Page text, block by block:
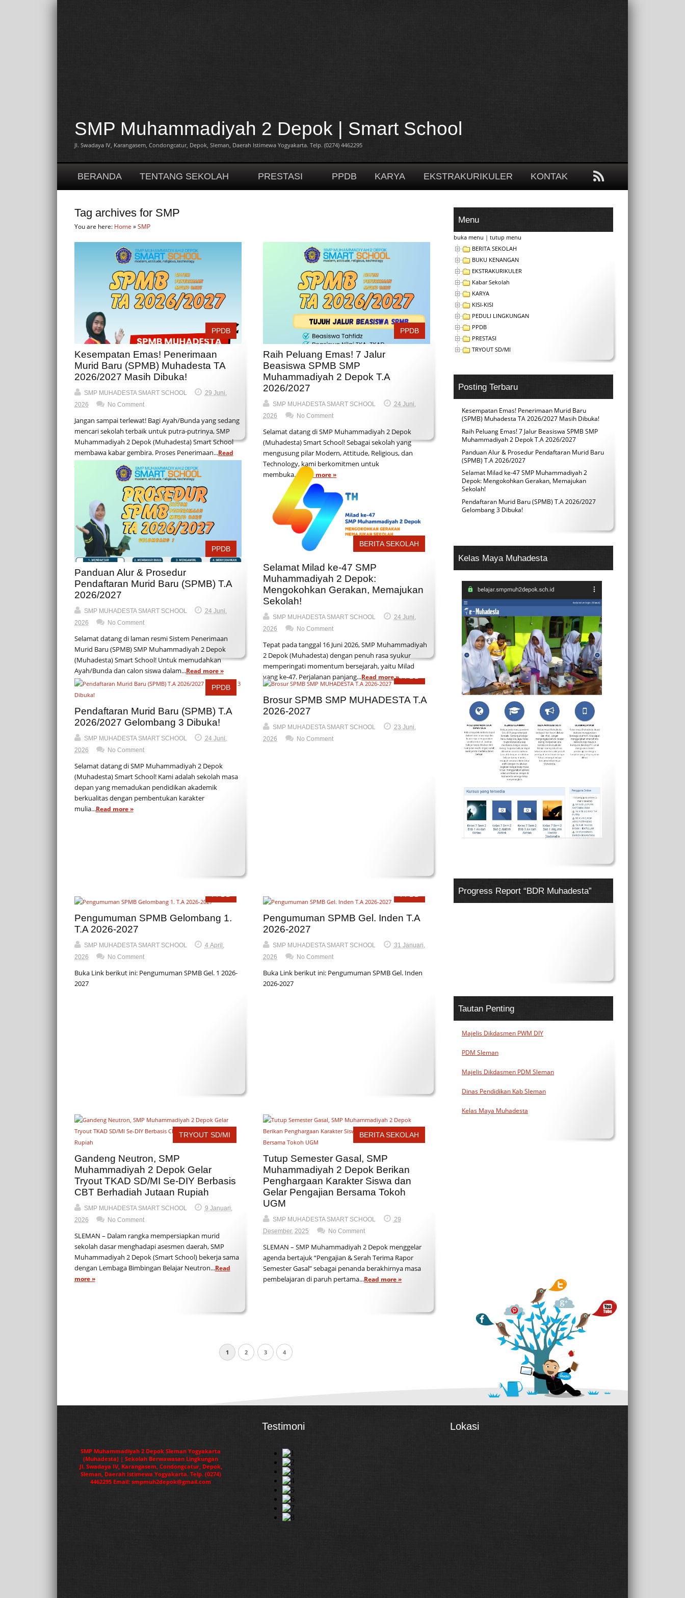
SMP Muhammadiyah 2 Depok | Smart School
Jl. Swadaya IV, Karangasem, Condongcatur, Depok, Sleman, Daerah Istimewa Yogyakarta. Telp. (0274) 4462295
BERANDA TENTANG SEKOLAH PRESTASI PPDB KARYA EKSTRAKURIKULER KONTAK
Tag archives for SMP
You are here: Home »SMP
PPDB
Kesempatan Emas! Penerimaan
Murid Baru (SPMB) Muhadesta TA
2026/2027 Masih Dibuka!
SMP MUHADESTA SMART SCHOOL
29 Juni,
2026
No Comment
Jangan sampai terlewat! Bagi Ayah/Bunda yang sedang
mencari sekolah terbaik untuk putra-putrinya, SMP
Muhammadiyah 2 Depok (Muhadesta) Smart School
membawa kabar gembira. Proses Penerimaan...Read
PPDB
Raih Peluang Emas! 7 Jalur
Beasiswa SPMB SMP
Muhammadiyah 2 Depok T.A
2026/2027
SMP MUHADESTA SMART SCHOOL
24 Juni,
2026
No Comment
Selamat datang di SMP Muhammadiyah 2 Depok
(Muhadesta) Smart School! Sebagai sekolah yang
mengusung pilar Modern, Attitude, Religious, dan
Technology, kami berkomitmen untuk
membuka... Read more »
PPDB
Panduan Alur & Prosedur
Pendaftaran Murid Baru (SPMB) T.A
2026/2027
SMP MUHADESTA SMART SCHOOL
24 Juni,
2026
No Comment
Selamat datang di laman resmi Sistem Penerimaan
Murid Baru (SPMB) SMP Muhammadiyah 2 Depok
(Muhadesta) Smart School! Untuk memudahkan
Ayah/Bunda dan calon siswa dalam...Read more »
BERITA SEKOLAH
Selamat Milad ke-47 SMP
Muhammadiyah 2 Depok:
Mengokohkan Gerakan, Memajukan
Sekolah!
SMP MUHADESTA SMART SCHOOL
24 Juni,
2026
No Comment
Tepat pada tanggal 16 Juni 2026, SMP Muhammadiyah
2 Depok (Muhadesta) dengan penuh rasa syukur
memperingati momentum bersejarah, yaitu Milad
yang ke-47. Perjalanan panjang...Read more »
PPDB
Pendaftaran Murid Baru (SPMB) T.A
2026/2027 Gelombang 3 Dibuka!
SMP MUHADESTA SMART SCHOOL
24 Juni,
2026
No Comment
Selamat datang di SMP Muhammadiyah 2 Depok
(Muhadesta) Smart School! Kami adalah sekolah masa
depan yang memadukan pendidikan akademik
berkualitas dengan pembentukan karakter
mulia...Read more »
Brosur SPMB SMP MUHADESTA T.A
2026-2027
SMP MUHADESTA SMART SCHOOL
23 Juni,
2026
No Comment
Pengumuman SPMB Gelombang 1.
T.A 2026-2027
SMP MUHADESTA SMART SCHOOL
4 April,
2026
No Comment
Buka Link berikut ini: Pengumuman SPMB Gel. 1 2026-
2027
Pengumuman SPMB Gel. Inden T.A
2026-2027
SMP MUHADESTA SMART SCHOOL
31 Januari,
2026
No Comment
Buka Link berikut ini: Pengumuman SPMB Gel. Inden
2026-2027
TRYOUT SD/MI
Gandeng Neutron, SMP
Muhammadiyah 2 Depok Gelar
Tryout TKAD SD/MI Se-DIY Berbasis
CBT Berhadiah Jutaan Rupiah
SMP MUHADESTA SMART SCHOOL
9 Januari,
2026
No Comment
SLEMAN – Dalam rangka mempersiapkan murid
sekolah dasar menghadapi asesmen daerah, SMP
Muhammadiyah 2 Depok (Smart School) bekerja sama
dengan Lembaga Bimbingan Belajar Neutron...Read
more »
BERITA SEKOLAH
Tutup Semester Gasal, SMP
Muhammadiyah 2 Depok Berikan
Penghargaan Karakter Siswa dan
Gelar Pengajian Bersama Tokoh
UGM
SMP MUHADESTA SMART SCHOOL
29
Desember, 2025
No Comment
SLEMAN – SMP Muhammadiyah 2 Depok menggelar
agenda bertajuk “Pengajian & Serah Terima Rapor
Semester Gasal” sebagai penanda berakhirnya masa
pembelajaran di paruh pertama...Read more »
1 2 3 4
Menu
buka menu |tutup menu
BERITA SEKOLAH
BUKU KENANGAN
EKSTRAKURIKULER
Kabar Sekolah
KARYA
KISI-KISI
PEDULI LINGKUNGAN
PPDB
PRESTASI
TRYOUT SD/MI
Posting Terbaru
Kesempatan Emas! Penerimaan Murid Baru
(SPMB) Muhadesta TA 2026/2027 Masih Dibuka!
Raih Peluang Emas! 7 Jalur Beasiswa SPMB SMP
Muhammadiyah 2 Depok T.A 2026/2027
Panduan Alur & Prosedur Pendaftaran Murid Baru
(SPMB) T.A 2026/2027
Selamat Milad ke-47 SMP Muhammadiyah 2
Depok: Mengokohkan Gerakan, Memajukan
Sekolah!
Pendaftaran Murid Baru (SPMB) T.A 2026/2027
Gelombang 3 Dibuka!
Kelas Maya Muhadesta
Progress Report “BDR Muhadesta”
Tautan Penting
Majelis Dikdasmen PWM DIY
PDM Sleman
Majelis Dikdasmen PDM Sleman
Dinas Pendidikan Kab Sleman
Kelas Maya Muhadesta
SMP Muhammadiyah 2 Depok Sleman Yogyakarta
(Muhadesta) | Sekolah Berwawasan Lingkungan
Jl. Swadaya IV, Karangasem, Condongcatur, Depok,
Sleman, Daerah Istimewa Yogyakarta. Telp. (0274)
4462295 Email: smpmuh2depok@gmail.com
Testimoni Lokasi